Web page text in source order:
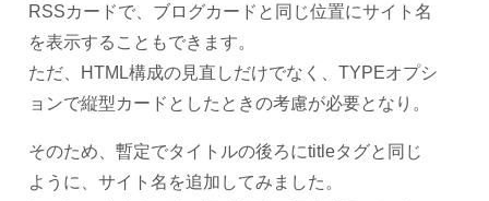
RSSカードで、ブログカードと同じ位置にサイト名
を表示することもできます。
ただ、HTML構成の見直しだけでなく、TYPEオプシ
ョンで縦型カードとしたときの考慮が必要となり。
そのため、暫定でタイトルの後ろにtitleタグと同じ
ように、サイト名を追加してみました。